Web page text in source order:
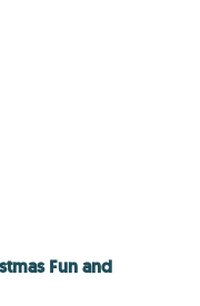
Fun and